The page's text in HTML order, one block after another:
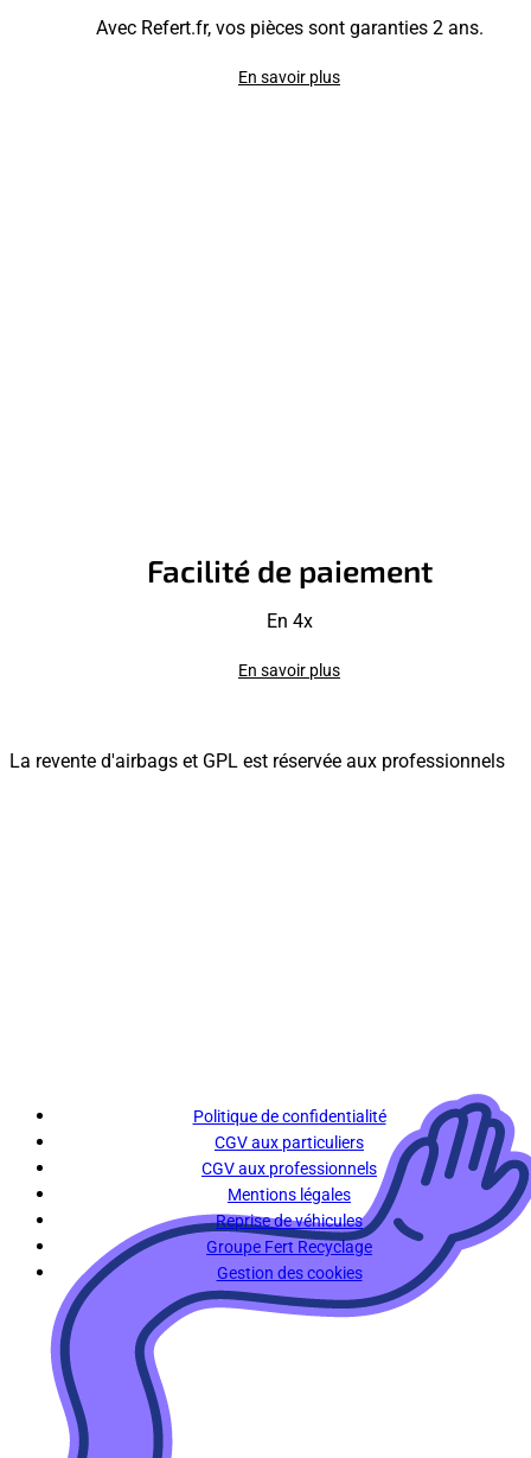
Avec Refert.fr, vos pièces sont garanties 2 ans.
En savoir plus
Facilité de paiement
En 4x
En savoir plus
La revente d'airbags et GPL est réservée aux professionnels
Politique de confidentialité
CGV aux particuliers
CGV aux professionnels
Mentions légales
Reprise de véhicules
Groupe Fert Recyclage
Gestion des cookies